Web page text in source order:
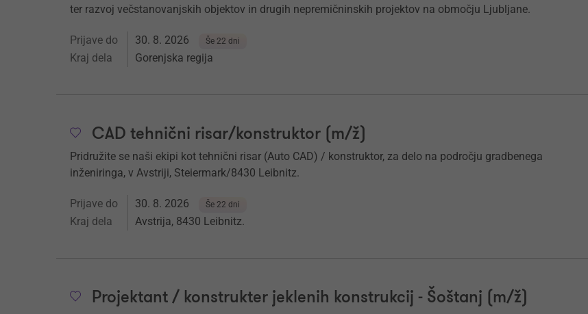
ter razvoj večstanovanjskih objektov in drugih nepremičninskih projektov na območju Ljubljane.
Prijave do 30. 8. 2026 Še 22 dni
Kraj dela Gorenjska regija
CAD tehnični risar/konstruktor (m/ž)
Pridružite se naši ekipi kot tehnični risar (Auto CAD) / konstruktor, za delo na področju gradbenega
inženiringa, v Avstriji, Steiermark/8430 Leibnitz.
Prijave do 30. 8. 2026 Še 22 dni
Kraj dela Avstrija, 8430 Leibnitz.
Projektant / konstrukter jeklenih konstrukcij - Šoštanj (m/ž)